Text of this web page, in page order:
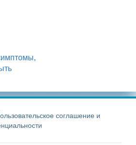
соглашение и